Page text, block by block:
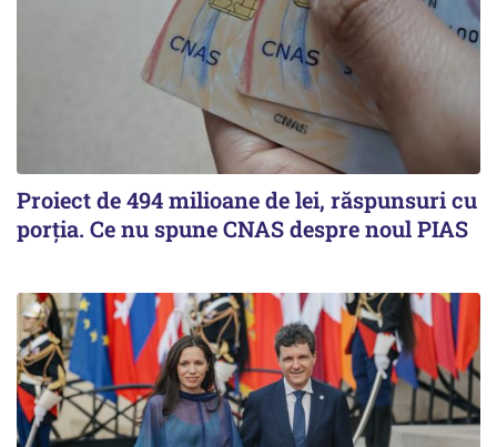
Proiect de 494 milioane de lei, răspunsuri cu
porția. Ce nu spune CNAS despre noul PIAS